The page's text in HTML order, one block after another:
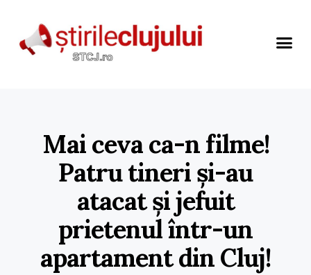
Mai ceva ca-n filme!
Patru tineri și-au
atacat și jefuit
prietenul într-un
apartament din Cluj!